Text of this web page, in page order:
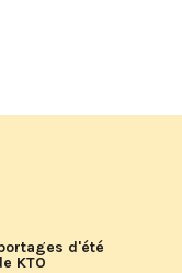
d'été
KTO